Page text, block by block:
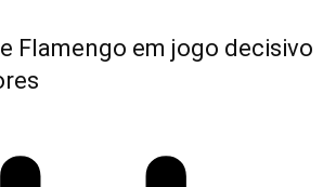
Flamengo em jogo decisivo